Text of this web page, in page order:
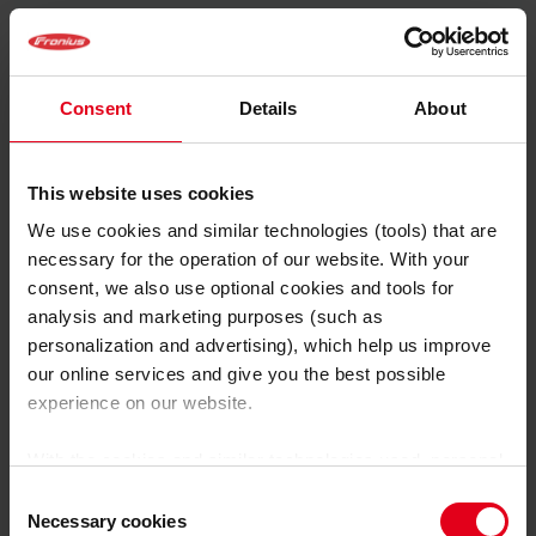
Consent Details About
This website uses cookies
We use cookies and similar technologies (tools) that are
necessary for the operation of our website. With your
consent, we also use optional cookies and tools for
analysis and marketing purposes (such as
personalization and advertising), which help us improve
our online services and give you the best possible
experience on our website.
providers. Third-party providers also include Google LLC,
Selection
Necessary cookies
Graphique 3 : Soudures d’angle, process de soudage PMC
Au total, les émissions de fumées de soudage sont à
un niveau plus faible que lors des soudures à
avec lesquels les soudures à recouvrement ont été